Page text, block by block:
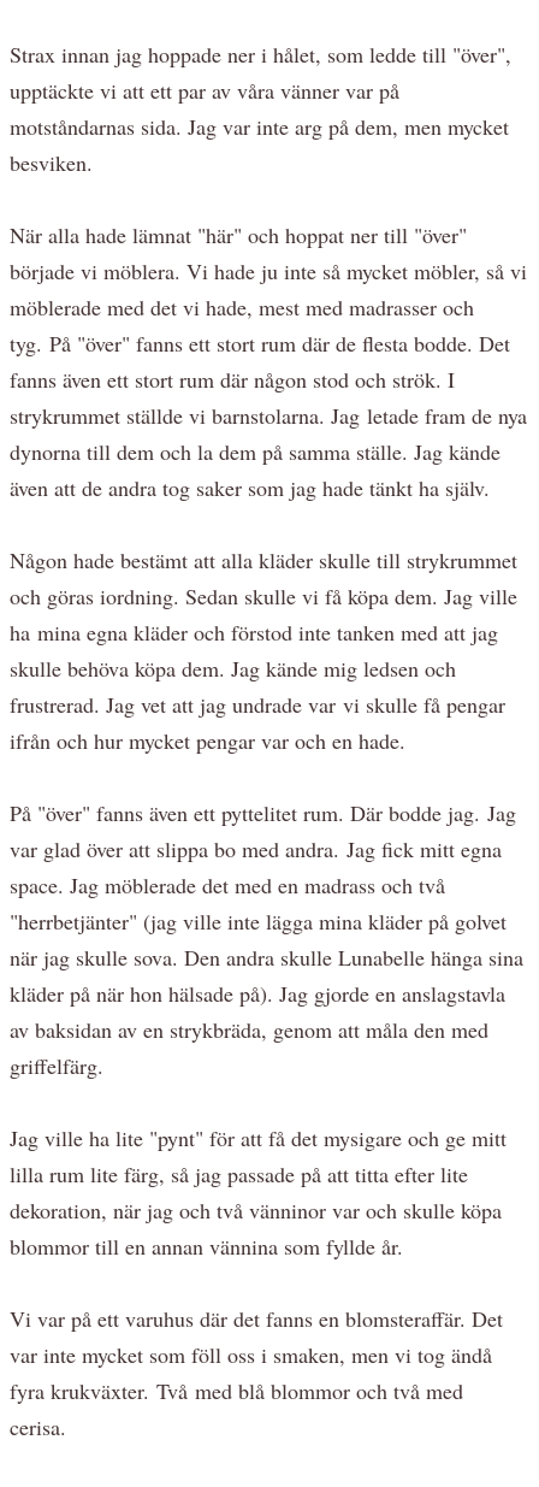
Strax innan jag hoppade ner i hålet, som ledde till "över",
upptäckte vi att ett par av våra vänner var på
motståndarnas sida. Jag var inte arg på dem, men mycket
besviken.
När alla hade lämnat "här" och hoppat ner till "över"
började vi möblera. Vi hade ju inte så mycket möbler, så vi
möblerade med det vi hade, mest med madrasser och
tyg. På "över" fanns ett stort rum där de flesta bodde. Det
fanns även ett stort rum där någon stod och strök. I
strykrummet ställde vi barnstolarna. Jag letade fram de nya
dynorna till dem och la dem på samma ställe. Jag kände
även att de andra tog saker som jag hade tänkt ha själv.
Någon hade bestämt att alla kläder skulle till strykrummet
och göras iordning. Sedan skulle vi få köpa dem. Jag ville
ha mina egna kläder och förstod inte tanken med att jag
skulle behöva köpa dem. Jag kände mig ledsen och
frustrerad. Jag vet att jag undrade var vi skulle få pengar
ifrån och hur mycket pengar var och en hade.
På "över" fanns även ett pyttelitet rum. Där bodde jag. Jag
var glad över att slippa bo med andra. Jag fick mitt egna
space. Jag möblerade det med en madrass och två
"herrbetjänter" (jag ville inte lägga mina kläder på golvet
när jag skulle sova. Den andra skulle Lunabelle hänga sina
kläder på när hon hälsade på). Jag gjorde en anslagstavla
av baksidan av en strykbräda, genom att måla den med
griffelfärg.
Jag ville ha lite "pynt" för att få det mysigare och ge mitt
lilla rum lite färg, så jag passade på att titta efter lite
dekoration, när jag och två vänninor var och skulle köpa
blommor till en annan vännina som fyllde år.
Vi var på ett varuhus där det fanns en blomsteraffär. Det
var inte mycket som föll oss i smaken, men vi tog ändå
fyra krukväxter. Två med blå blommor och två med
cerisa.